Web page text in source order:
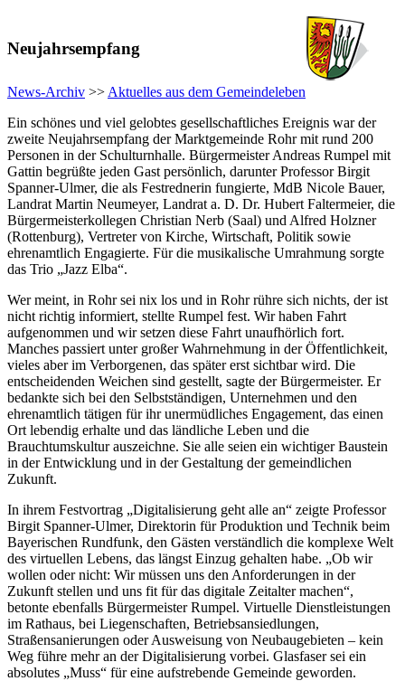
Neujahrsempfang
News-Archiv >> Aktuelles aus dem Gemeindeleben
Ein schönes und viel gelobtes gesellschaftliches Ereignis war der
zweite Neujahrsempfang der Marktgemeinde Rohr mit rund 200
Personen in der Schulturnhalle. Bürgermeister Andreas Rumpel mit
Gattin begrüßte jeden Gast persönlich, darunter Professor Birgit
Spanner-Ulmer, die als Festrednerin fungierte, MdB Nicole Bauer,
Landrat Martin Neumeyer, Landrat a. D. Dr. Hubert Faltermeier, die
Bürgermeisterkollegen Christian Nerb (Saal) und Alfred Holzner
(Rottenburg), Vertreter von Kirche, Wirtschaft, Politik sowie
ehrenamtlich Engagierte. Für die musikalische Umrahmung sorgte
das Trio „Jazz Elba“.
Wer meint, in Rohr sei nix los und in Rohr rühre sich nichts, der ist
nicht richtig informiert, stellte Rumpel fest. Wir haben Fahrt
aufgenommen und wir setzen diese Fahrt unaufhörlich fort.
Manches passiert unter großer Wahrnehmung in der Öffentlichkeit,
vieles aber im Verborgenen, das später erst sichtbar wird. Die
entscheidenden Weichen sind gestellt, sagte der Bürgermeister. Er
bedankte sich bei den Selbstständigen, Unternehmen und den
ehrenamtlich tätigen für ihr unermüdliches Engagement, das einen
Ort lebendig erhalte und das ländliche Leben und die
Brauchtumskultur auszeichne. Sie alle seien ein wichtiger Baustein
in der Entwicklung und in der Gestaltung der gemeindlichen
Zukunft.
In ihrem Festvortrag „Digitalisierung geht alle an“ zeigte Professor
Birgit Spanner-Ulmer, Direktorin für Produktion und Technik beim
Bayerischen Rundfunk, den Gästen verständlich die komplexe Welt
des virtuellen Lebens, das längst Einzug gehalten habe. „Ob wir
wollen oder nicht: Wir müssen uns den Anforderungen in der
Zukunft stellen und uns fit für das digitale Zeitalter machen“,
betonte ebenfalls Bürgermeister Rumpel. Virtuelle Dienstleistungen
im Rathaus, bei Liegenschaften, Betriebsansiedlungen,
Straßensanierungen oder Ausweisung von Neubaugebieten – kein
Weg führe mehr an der Digitalisierung vorbei. Glasfaser sei ein
absolutes „Muss“ für eine aufstrebende Gemeinde geworden.